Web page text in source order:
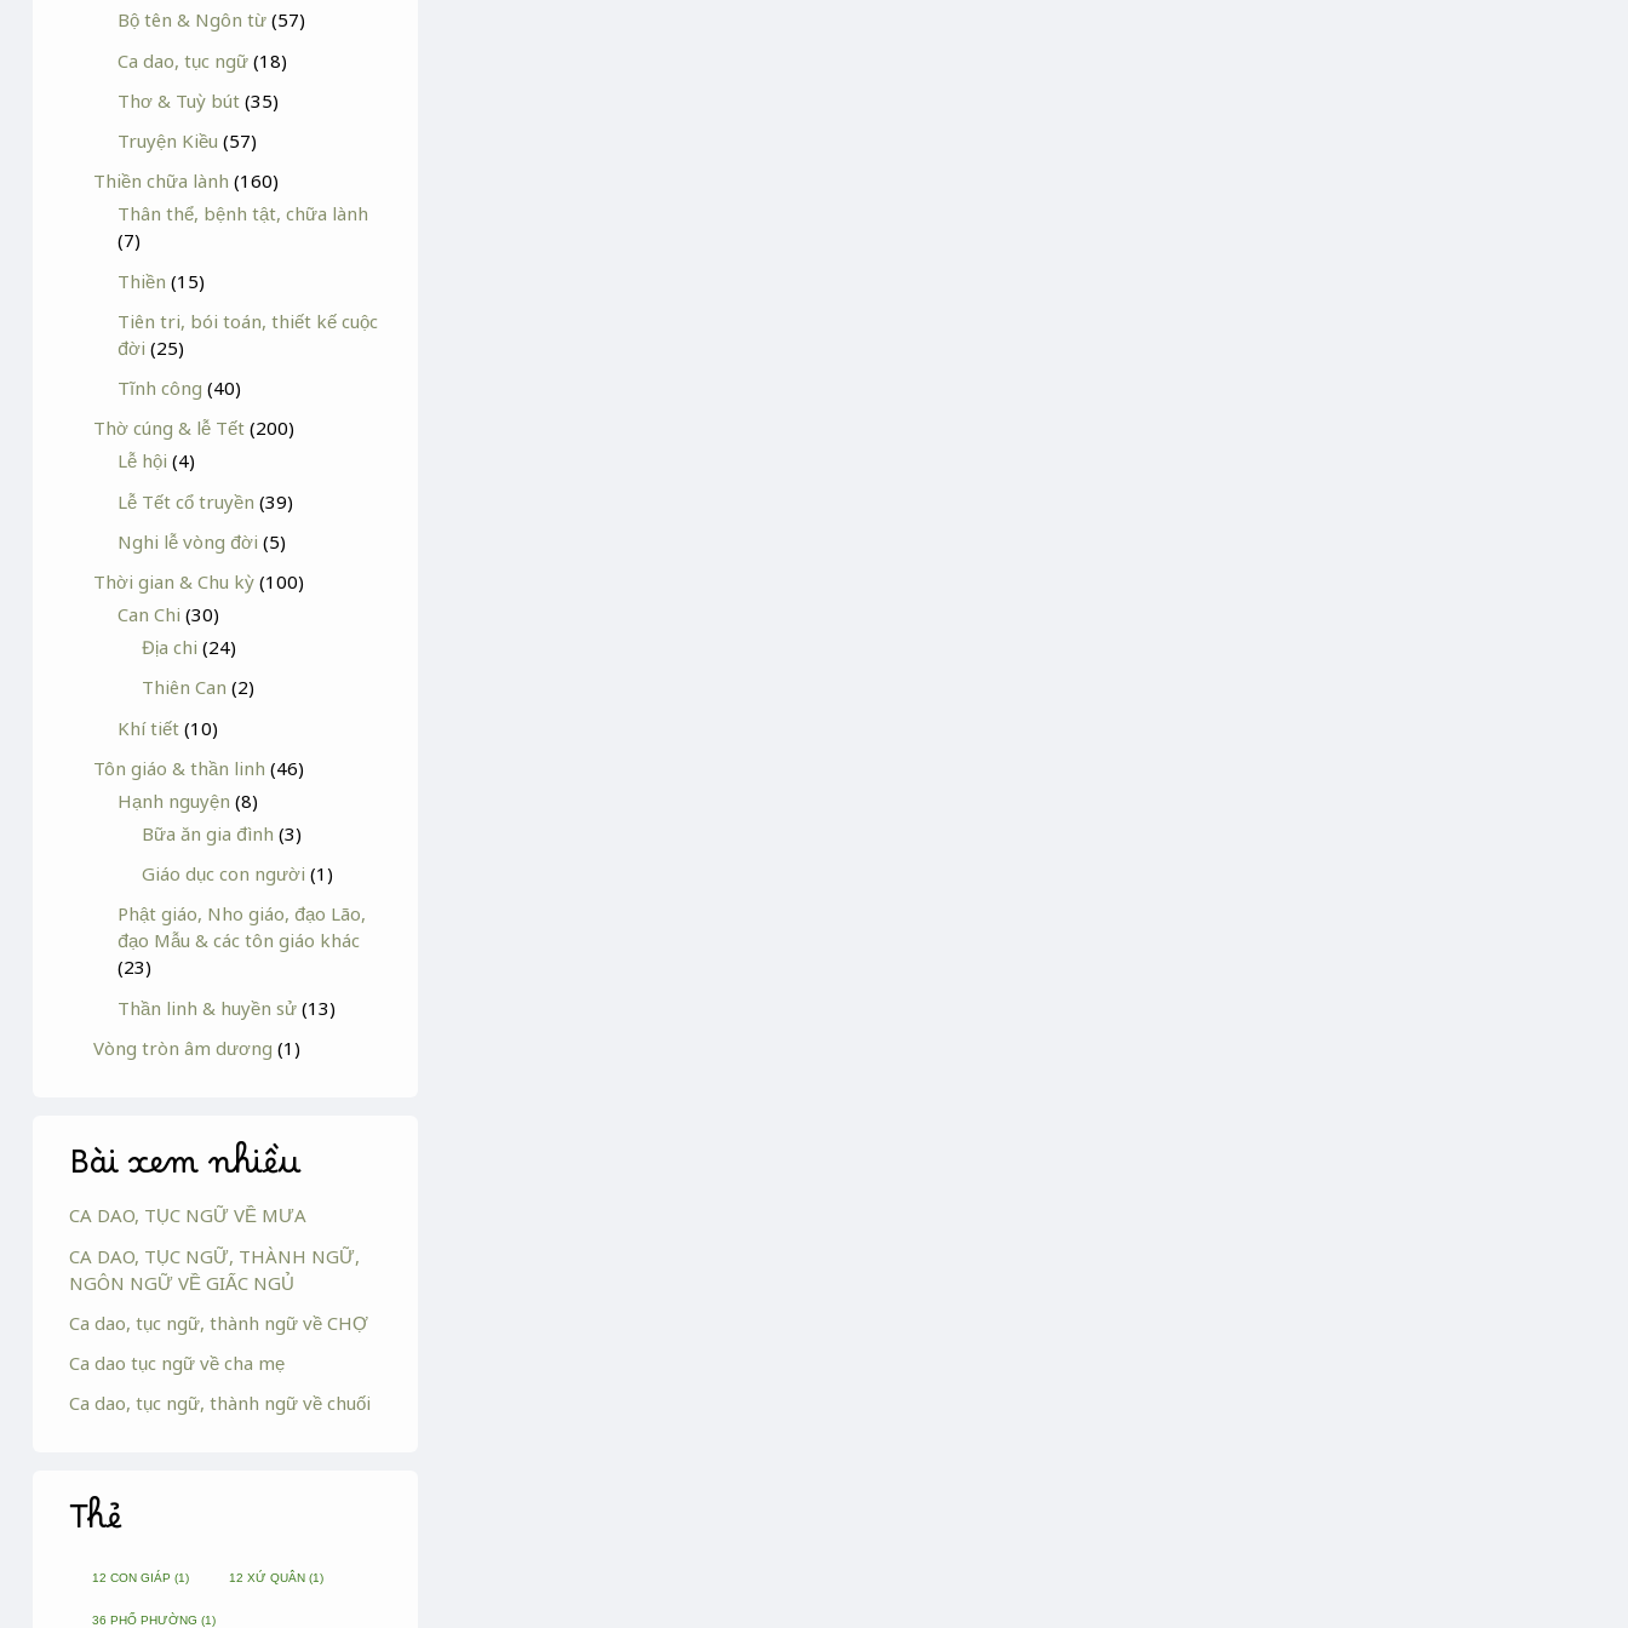
Bộ tên & Ngôn từ (57)
Ca dao, tục ngữ (18)
Thơ & Tuỳ bút (35)
Truyện Kiều (57)
Thiền chữa lành (160)
Thân thể, bệnh tật, chữa lành
(7)
Thiền (15)
Tiên tri, bói toán, thiết kế cuộc
đời (25)
Tĩnh công (40)
Thờ cúng & lễ Tết (200)
Lễ hội (4)
Lễ Tết cổ truyền (39)
Nghi lễ vòng đời (5)
Thời gian & Chu kỳ (100)
Can Chi (30)
Địa chi (24)
Thiên Can (2)
Khí tiết (10)
Tôn giáo & thần linh (46)
Hạnh nguyện (8)
Bữa ăn gia đình (3)
Giáo dục con người (1)
Phật giáo, Nho giáo, đạo Lão,
đạo Mẫu & các tôn giáo khác
(23)
Thần linh & huyền sử (13)
Vòng tròn âm dương (1)
Bài xem nhiều
CA DAO, TỤC NGỮ VỀ MƯA
CA DAO, TỤC NGỮ, THÀNH NGỮ,
NGÔN NGỮ VỀ GIẤC NGỦ
Ca dao, tục ngữ, thành ngữ về CHỢ
Ca dao tục ngữ về cha mẹ
Ca dao, tục ngữ, thành ngữ về chuối
Thẻ
12 CON GIÁP (1) 12 XỨ QUÂN (1)
36 PHỐ PHƯỜNG (1)